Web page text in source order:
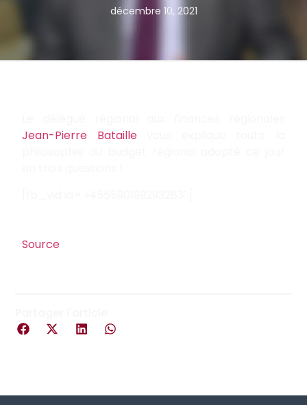
décembre 10, 2021
Jean-Pierre Bataillevous explique toute la
Source